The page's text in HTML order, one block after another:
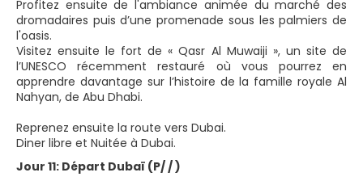
Profitez ensuite de l'ambiance animée du marché des
dromadaires puis d’une promenade sous les palmiers de
l'oasis.
Visitez ensuite le fort de « Qasr Al Muwaiji », un site de
l’UNESCO récemment restauré où vous pourrez en
apprendre davantage sur l’histoire de la famille royale Al
Nahyan, de Abu Dhabi.
Reprenez ensuite la route vers Dubai.
Diner libre et Nuitée à Dubai.
Jour 11: Départ Dubaï (P/ / )